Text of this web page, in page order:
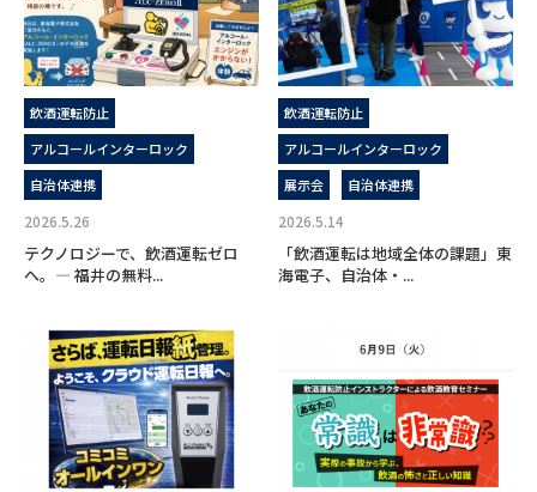
飲酒運転防止
アルコールインターロック
自治体連携
2026.5.26
テクノロジーで、飲酒運転ゼロ
へ。― 福井の無料...
飲酒運転防止
アルコールインターロック
展示会
自治体連携
2026.5.14
「飲酒運転は地域全体の課題」東
海電子、自治体・...